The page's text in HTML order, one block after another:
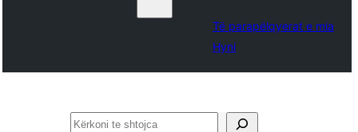
Të parapëlqyerat e mia
Hyni
Kërko